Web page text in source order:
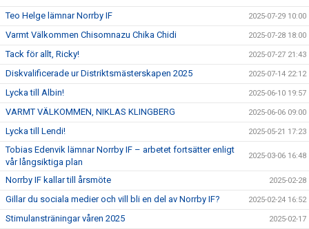
Teo Helge lämnar Norrby IF 2025-07-29 10:00
Varmt Välkommen Chisomnazu Chika Chidi 2025-07-28 18:00
Tack för allt, Ricky! 2025-07-27 21:43
Diskvalificerade ur Distriktsmästerskapen 2025 2025-07-14 22:12
Lycka till Albin! 2025-06-10 19:57
VARMT VÄLKOMMEN, NIKLAS KLINGBERG 2025-06-06 09:00
Lycka till Lendi! 2025-05-21 17:23
Tobias Edenvik lämnar Norrby IF – arbetet fortsätter enligt
vår långsiktiga plan
2025-03-06 16:48
Norrby IF kallar till årsmöte 2025-02-28
Gillar du sociala medier och vill bli en del av Norrby IF? 2025-02-24 16:52
Stimulansträningar våren 2025 2025-02-17